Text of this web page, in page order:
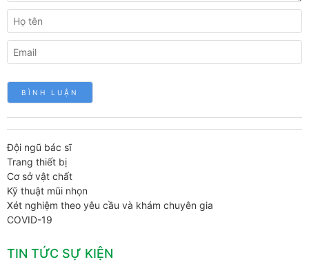
Đội ngũ bác sĩ
Trang thiết bị
Cơ sở vật chất
Kỹ thuật mũi nhọn
Xét nghiệm theo yêu cầu và khám chuyên gia
COVID-19
TIN TỨC SỰ KIỆN